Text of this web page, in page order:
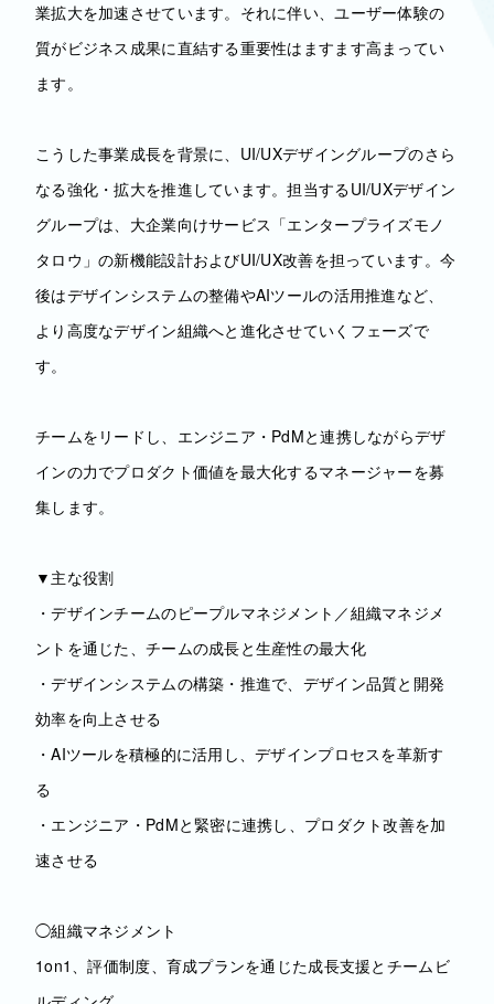
業拡大を加速させています。それに伴い、ユーザー体験の
質がビジネス成果に直結する重要性はますます高まってい
ます。
こうした事業成長を背景に、UI/UXデザイングループのさら
なる強化・拡大を推進しています。担当するUI/UXデザイン
グループは、大企業向けサービス「エンタープライズモノ
タロウ」の新機能設計およびUI/UX改善を担っています。今
後はデザインシステムの整備やAIツールの活用推進など、
より高度なデザイン組織へと進化させていくフェーズで
す。
チームをリードし、エンジニア・PdMと連携しながらデザ
インの力でプロダクト価値を最大化するマネージャーを募
集します。
▼主な役割
・デザインチームのピープルマネジメント／組織マネジメ
ントを通じた、チームの成長と生産性の最大化
・デザインシステムの構築・推進で、デザイン品質と開発
効率を向上させる
・AIツールを積極的に活用し、デザインプロセスを革新す
る
・エンジニア・PdMと緊密に連携し、プロダクト改善を加
速させる
◯組織マネジメント
1on1、評価制度、育成プランを通じた成長支援とチームビ